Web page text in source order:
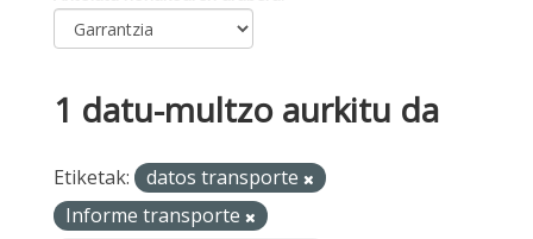
1 datu-multzo aurkitu da
Etiketak:
datos transporte
Informe transporte